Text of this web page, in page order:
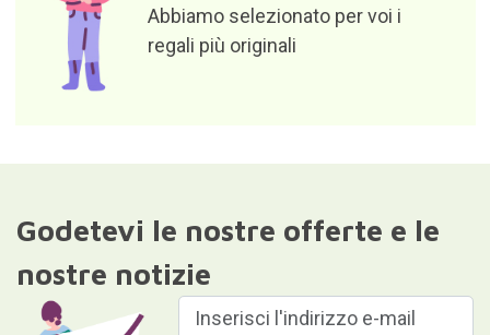
Abbiamo selezionato per voi i
regali più originali
Godetevi le nostre offerte e le
nostre notizie